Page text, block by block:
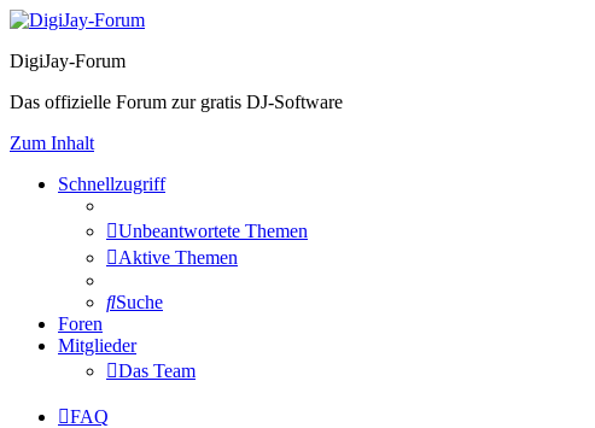
DigiJay-Forum
Das offizielle Forum zur gratis DJ-Software
Zum Inhalt
Schnellzugriff
Unbeantwortete Themen
Aktive Themen
Suche
Foren
Mitglieder
Das Team
FAQ